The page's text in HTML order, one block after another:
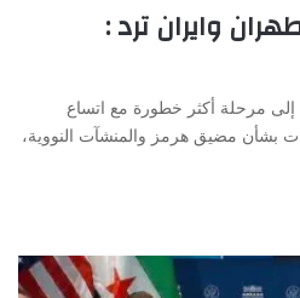
وايران ترد :
إلى مرحلة أكثر خطورة مع اتساع
بشأن مضيق هرمز والمنشآت النووية،